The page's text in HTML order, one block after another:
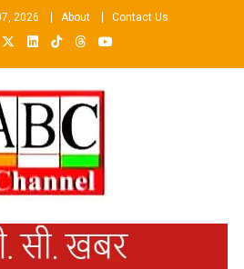
2026 About Contact Us
AZAMGARH